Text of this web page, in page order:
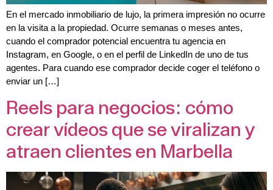
En el mercado inmobiliario de lujo, la primera impresión no ocurre
en la visita a la propiedad. Ocurre semanas o meses antes,
cuando el comprador potencial encuentra tu agencia en
Instagram, en Google, o en el perfil de LinkedIn de uno de tus
agentes. Para cuando ese comprador decide coger el teléfono o
enviar un […]
Reels para negocios: cómo
crear vídeos que se viralizan y
atraen clientes en Marbella